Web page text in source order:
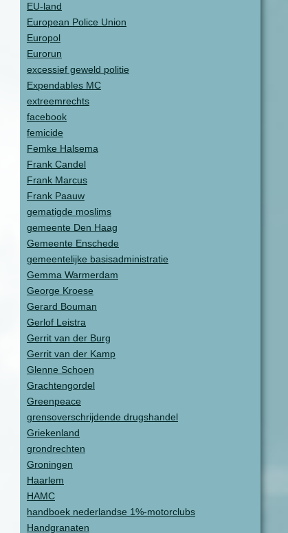
EU-land
European Police Union
Europol
Eurorun
excessief geweld politie
Expendables MC
extreemrechts
facebook
femicide
Femke Halsema
Frank Candel
Frank Marcus
Frank Paauw
gematigde moslims
gemeente Den Haag
Gemeente Enschede
gemeentelijke basisadministratie
Gemma Warmerdam
George Kroese
Gerard Bouman
Gerlof Leistra
Gerrit van der Burg
Gerrit van der Kamp
Glenne Schoen
Grachtengordel
Greenpeace
grensoverschrijdende drugshandel
Griekenland
grondrechten
Groningen
Haarlem
HAMC
handboek nederlandse 1%-motorclubs
Handgranaten